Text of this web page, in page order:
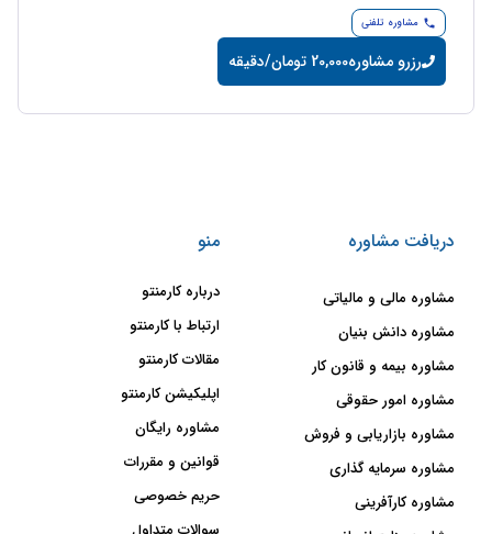
مشاوره تلفنی
رزرو مشاوره20,000 تومان/دقیقه
دریافت مشاوره
مشاوره مالی و مالیاتی
مشاوره دانش بنیان
مشاوره بیمه و قانون کار
مشاوره امور حقوقی
مشاوره بازاریابی و فروش
مشاوره سرمایه گذاری
مشاوره کارآفرینی
منو
درباره کارمنتو
ارتباط با کارمنتو
مقالات کارمنتو
اپلیکیشن کارمنتو
مشاوره رایگان
قوانین و مقررات
حریم خصوصی